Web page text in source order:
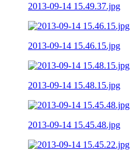
2013-09-14 15.49.37.jpg
2013-09-14 15.46.15.jpg
2013-09-14 15.48.15.jpg
2013-09-14 15.45.48.jpg